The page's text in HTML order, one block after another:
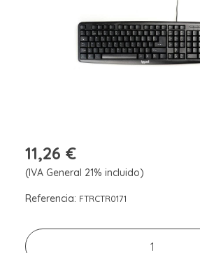
11,26 €
(IVA General 21% incluido)
Referencia: FTRCTR0171